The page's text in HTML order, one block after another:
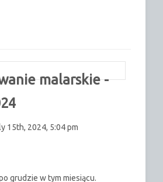
malarskie -
15th, 2024, 5:04 pm
grudzie w tym miesiącu.